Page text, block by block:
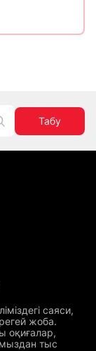
Табу
саяси,
жоба.
оқиғалар,
тыс